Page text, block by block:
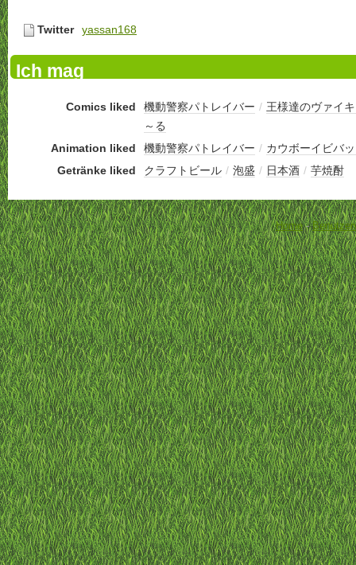
Twitter yassan168
Ich mag
Comics liked 機動警察パトレイバー / 王様達のヴァイ
～る
Animation liked
機動警察パトレイバー / カウボーイビバ
Getränke liked
クラフトビール / 泡盛 / 日本酒 / 芋焼酎
Home-